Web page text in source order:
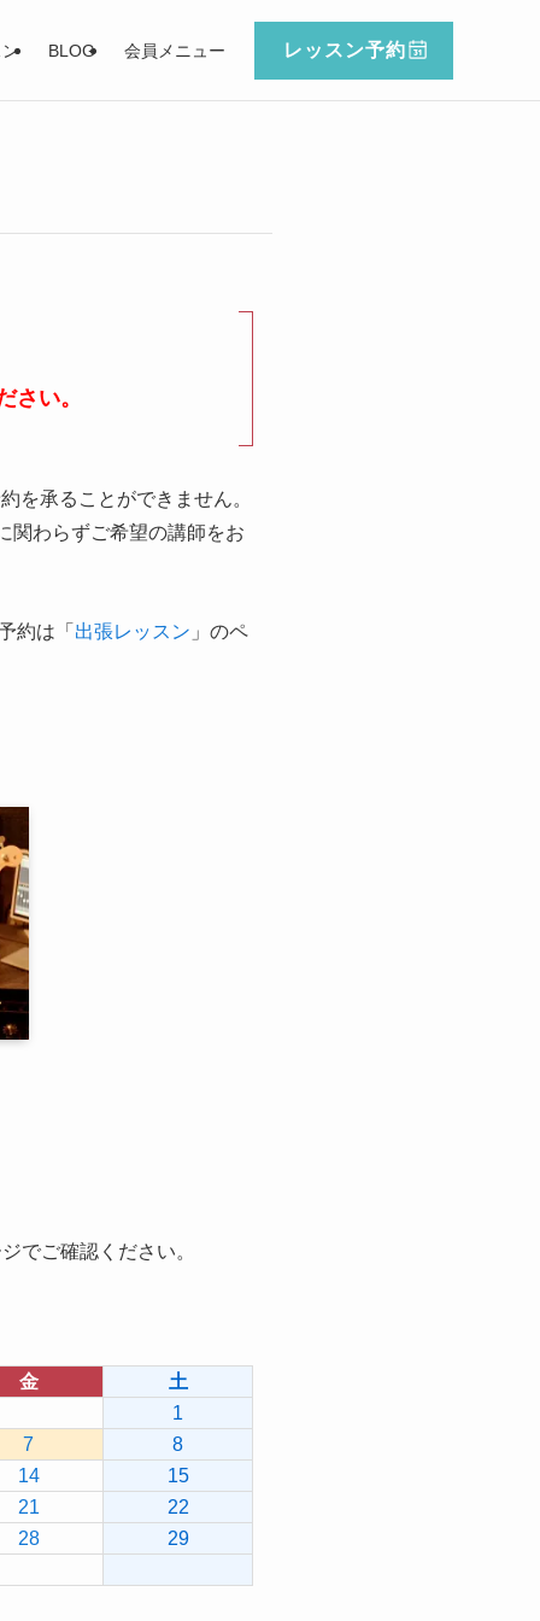
BLOG 会員メニュー レッスン予約
さい。
を承ることができません。
関わらずご希望の講師をお
約は「 出張レッスン 」のペ
ジでご確認ください。
金
土
1
7
8
14
15
21
22
28
29